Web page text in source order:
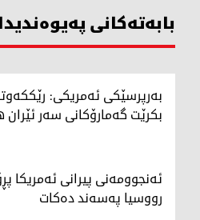
بابەتەکانی
بەرپرسێکی ئەمریکی:
بکرێت گەمارۆکانی سەر
ئەنجوومەنی پیرانی ئەمریکا
رووسیا په‌سه‌ند ده‌كات